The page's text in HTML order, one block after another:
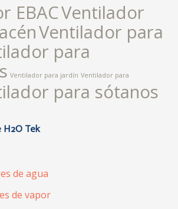
EBACVentilador
Ventilador para
para
Ventilador para jardín Ventilador para
para sótanos
H2O Tek
de agua
de vapor